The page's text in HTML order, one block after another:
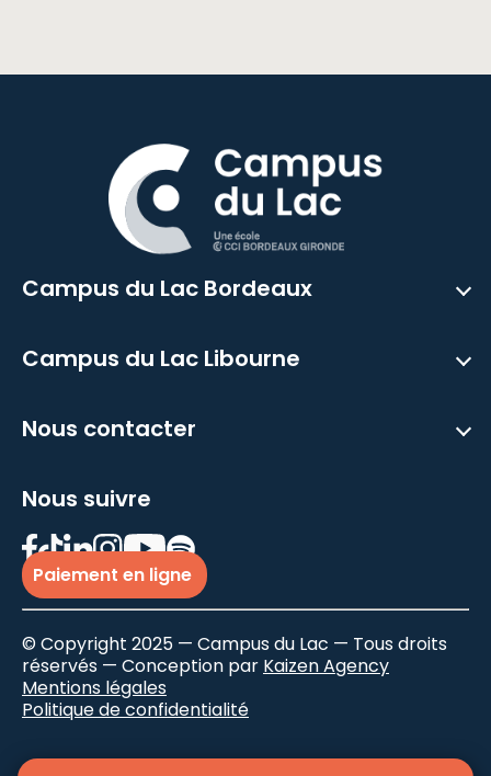
Campus du Lac Bordeaux
Campus du Lac Libourne
Nous contacter
Nous suivre
Paiement en ligne
© Copyright 2025 — Campus du Lac — Tous droits
réservés — Conception par Kaizen Agency
Mentions légales
Politique de confidentialité